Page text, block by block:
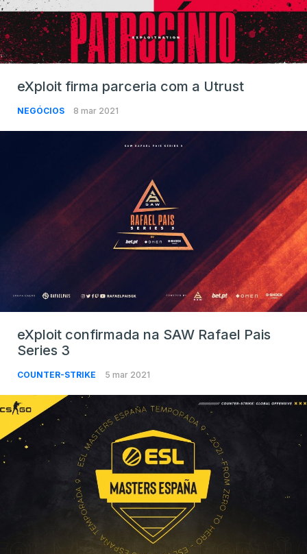
eXploit firma parceria com a Utrust
NEGÓCIOS 8 mar 2021
eXploit confirmada na SAW Rafael Pais
Series 3
COUNTER-STRIKE 5 mar 2021